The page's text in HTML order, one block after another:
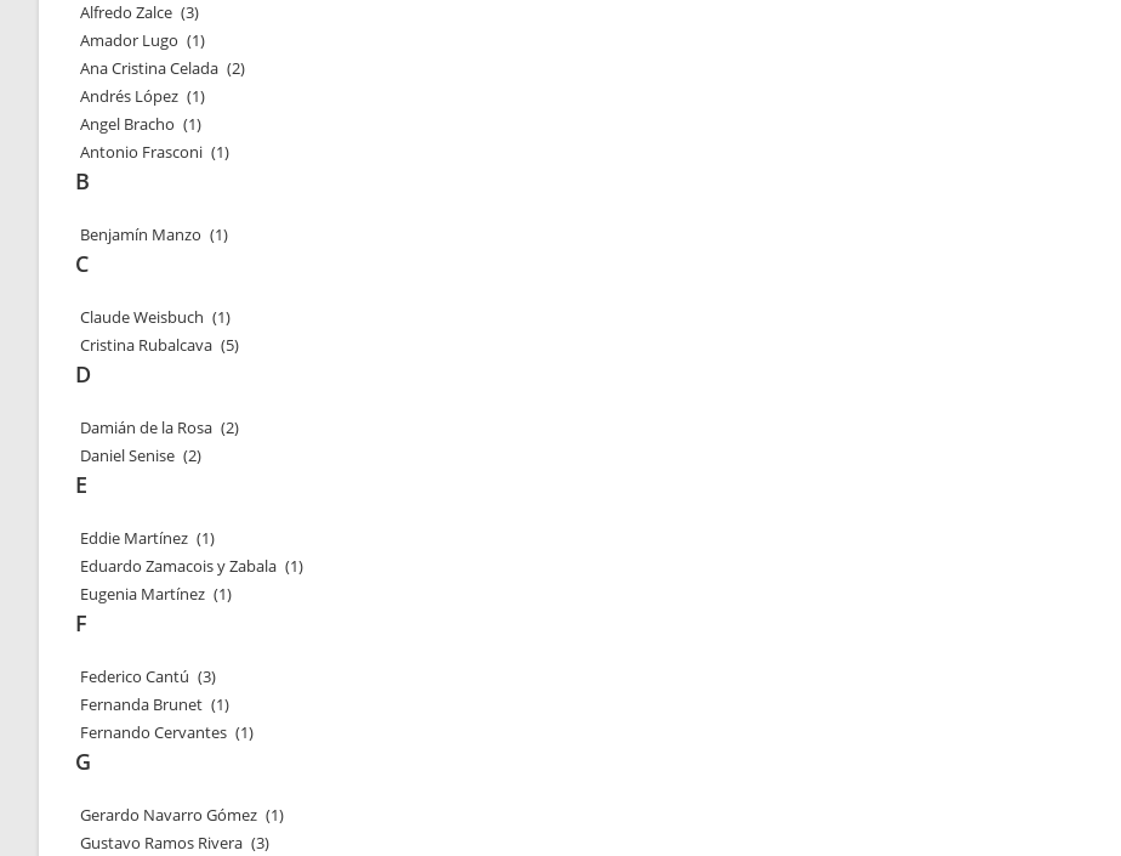
Alfredo Zalce (3)
Amador Lugo (1)
Ana Cristina Celada (2)
Andrés López (1)
Angel Bracho (1)
Antonio Frasconi (1)
B
Benjamín Manzo (1)
C
Claude Weisbuch (1)
Cristina Rubalcava (5)
D
Damián de la Rosa (2)
Daniel Senise (2)
E
Eddie Martínez (1)
Eduardo Zamacois y Zabala (1)
Eugenia Martínez (1)
F
Federico Cantú (3)
Fernanda Brunet (1)
Fernando Cervantes (1)
G
Gerardo Navarro Gómez (1)
Gustavo Ramos Rivera (3)